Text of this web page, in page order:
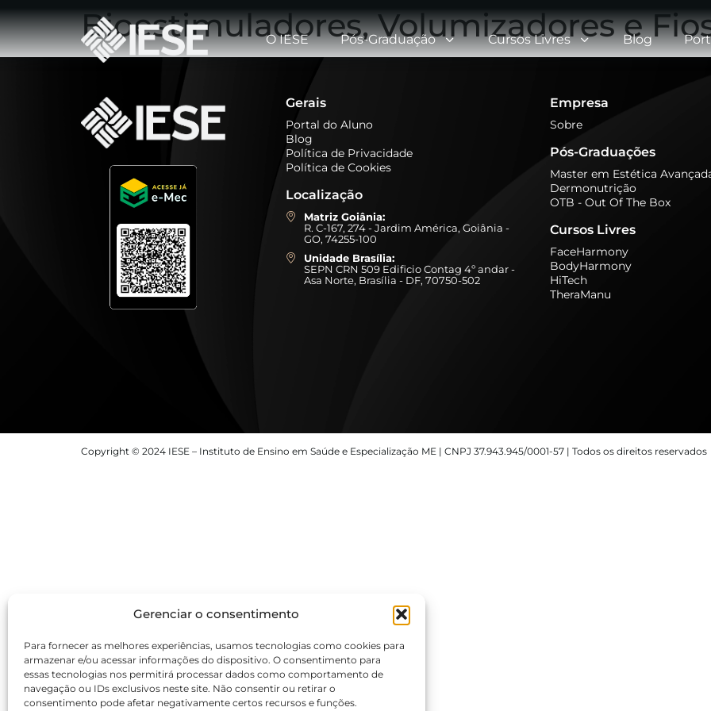
Gerenciar o consentimento
Para fornecer as melhores experiências, usamos tecnologias como cookies para
armazenar e/ou acessar informações do dispositivo. O consentimento para
essas tecnologias nos permitirá processar dados como comportamento de
navegação ou IDs exclusivos neste site. Não consentir ou retirar o
consentimento pode afetar negativamente certos recursos e funções.
O IESE Pós-Graduação Cursos Livres Blog
Bioestimuladores, Volumizadores e
Gerais
Portal do Aluno
Blog
Política de Privacidade
Política de Cookies
Localização
Matriz Goiânia:
R. C-167, 274 - Jardim América, Goiânia -
GO, 74255-100
Unidade Brasília:
SEPN CRN 509 Edificio Contag 4º andar -
Asa Norte, Brasília - DF, 70750-502
Empresa
Sobre
Pós-Graduações
Master em Estética
Dermonutrição
OTB - Out Of The Box
Cursos Livres
FaceHarmony
BodyHarmony
HiTech
TheraManu
Copyright © 2024 IESE – Instituto de Ensino em Saúde e Especialização ME | CNPJ 37.943.945/0001-57 | Todos os direitos reservados